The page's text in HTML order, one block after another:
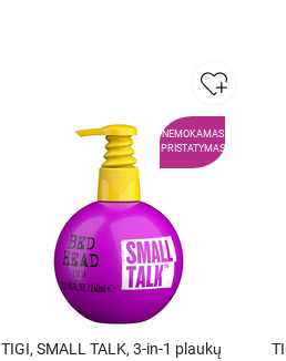
NEMOKAMAS
PRISTATYMAS
TIGI, SMALL TALK, 3-in-1 plaukų